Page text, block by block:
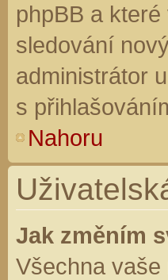
phpBB a
sledování
administrátor
s
Nahoru
Jak změním
Všechna